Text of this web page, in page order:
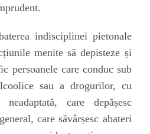
indisciplinei pietonale
menite să depisteze și
persoanele care conduc sub
sau a drogurilor, cu
care depășesc
care săvârșesc abateri